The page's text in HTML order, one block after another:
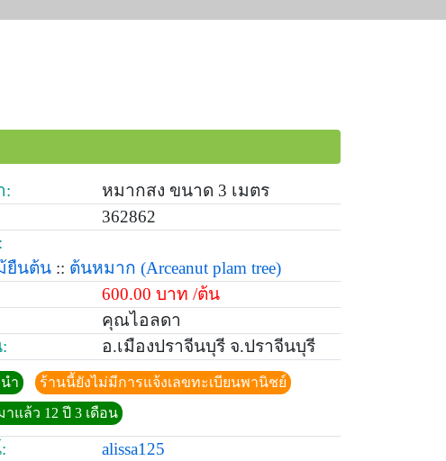
:
หมากสง ขนาด 3 เมตร
362862
ยืนต้น :: ต้นหมาก (Arceanut plam tree)
600.00 บาท /ต้น
คุณไอลดา
อ.เมืองปราจีนบุรี จ.ปราจีนบุรี
ำ
ร้านนี้ยังไม่มีการแจ้งเลขทะเบียนพานิชย์
าแล้ว 12 ปี 3 เดือน
alissa125